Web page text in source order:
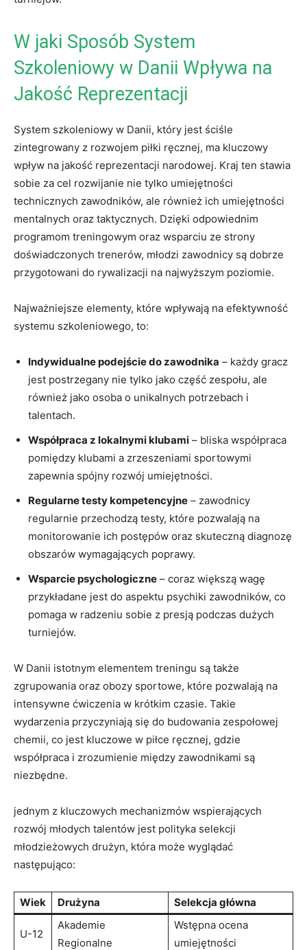
W jaki ⁢Sposób System
Szkoleniowy⁤ w Danii Wpływa na
Jakość Reprezentacji
System szkoleniowy w Danii, który jest ​ściśle
zintegrowany z rozwojem piłki ‌ręcznej, ma kluczowy
wpływ na jakość reprezentacji‍ narodowej.‌ Kraj ten stawia
‌sobie za cel‍ rozwijanie nie tylko umiejętności
technicznych zawodników, ale również‍ ich umiejętności
mentalnych oraz taktycznych. Dzięki odpowiednim
programom treningowym oraz ‌wsparciu ze strony
doświadczonych trenerów, młodzi zawodnicy są dobrze
⁤przygotowani do rywalizacji na najwyższym poziomie.
Najważniejsze elementy, które wpływają na efektywność
⁤systemu szkoleniowego, to:
Indywidualne podejście do zawodnika – ⁢każdy gracz
jest postrzegany nie tylko jako część zespołu, ale
również jako osoba o unikalnych potrzebach i
talentach.
Współpraca⁣ z lokalnymi klubami – bliska współpraca‍
pomiędzy klubami a ⁢zrzeszeniami sportowymi
zapewnia spójny rozwój umiejętności.
Regularne testy kompetencyjne – zawodnicy⁣
regularnie przechodzą testy, które pozwalają na
monitorowanie ich⁢ postępów oraz⁣ skuteczną diagnozę
obszarów wymagających poprawy.
Wsparcie psychologiczne – coraz‍ większą wagę
przykładane jest do aspektu psychiki zawodników, ‌co
⁤pomaga w radzeniu sobie z presją podczas dużych
turniejów.
W Danii istotnym elementem treningu są⁢ także​
zgrupowania oraz obozy sportowe, które pozwalają na
intensywne ćwiczenia w krótkim czasie. ⁤Takie
wydarzenia przyczyniają się do budowania zespołowej
chemii, co jest kluczowe w piłce ręcznej, gdzie
współpraca i zrozumienie między zawodnikami są‌
niezbędne.
jednym z ⁤kluczowych mechanizmów wspierających
rozwój młodych talentów jest‍ polityka selekcji
młodzieżowych drużyn, która może wyglądać‍
następująco:
Wiek Drużyna Selekcja główna
U-12
Akademie
Regionalne
Wstępna ocena⁢
umiejętności